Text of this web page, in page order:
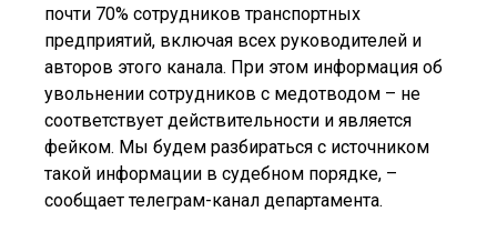
почти 70% сотрудников транспортных
предприятий, включая всех руководителей и
авторов этого канала. При этом информация об
увольнении сотрудников с медотводом – не
соответствует действительности и является
фейком. Мы будем разбираться с источником
такой информации в судебном порядке, –
сообщает телеграм-канал департамента.